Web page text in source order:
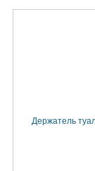
Держатель